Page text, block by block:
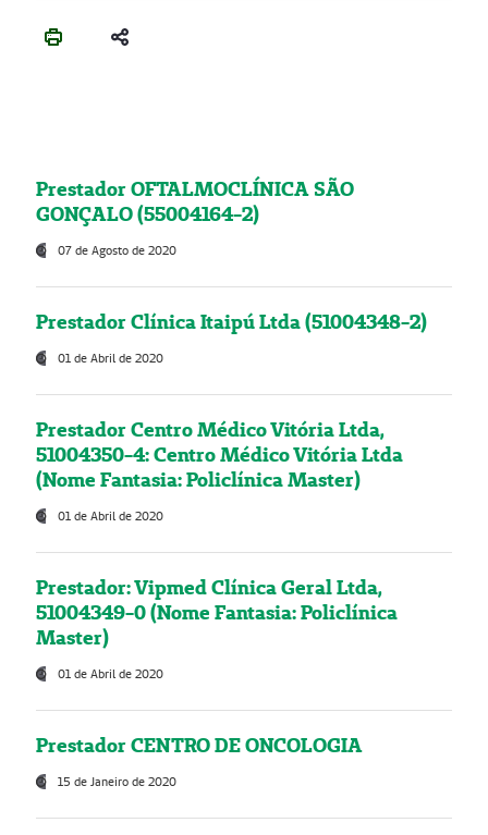
Prestador OFTALMOCLÍNICA SÃO
GONÇALO (55004164-2)
07 de Agosto de 2020
Prestador Clínica Itaipú Ltda (51004348-2)
01 de Abril de 2020
Prestador Centro Médico Vitória Ltda,
51004350-4: Centro Médico Vitória Ltda
(Nome Fantasia: Policlínica Master)
01 de Abril de 2020
Prestador: Vipmed Clínica Geral Ltda,
51004349-0 (Nome Fantasia: Policlínica
Master)
01 de Abril de 2020
Prestador CENTRO DE ONCOLOGIA
15 de Janeiro de 2020